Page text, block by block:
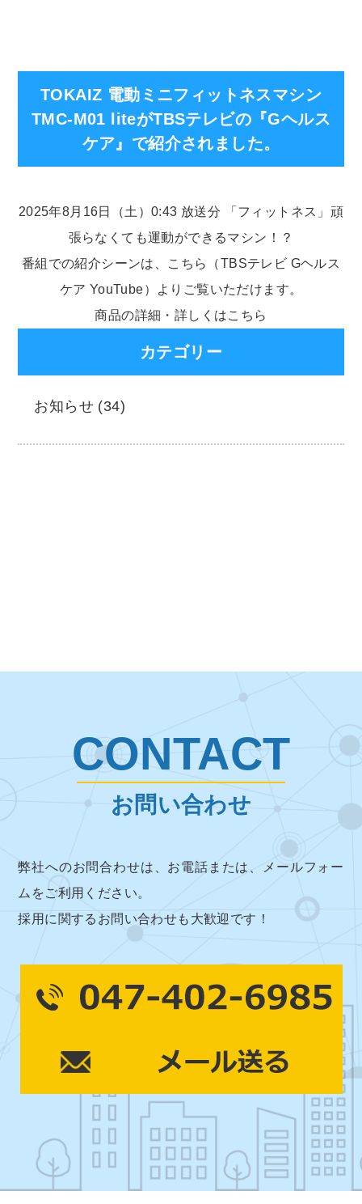
TOKAIZ 電動ミニフィットネスマシン
TMC-M01 liteがTBSテレビの『Gヘルス
ケア』で紹介されました。
2025年8月16日（土）0:43 放送分 「フィットネス」頑
張らなくても運動ができるマシン！？
番組での紹介シーンは、
こちら（TBSテレビ Gヘルス
ケア YouTube）
よりご覧いただけます。
商品の詳細・詳しくはこちら
カテゴリー
お知らせ (34)
CONTACT
お問い合わせ
弊社へのお問合わせは、お電話または、メールフォー
ムをご利用ください。
採用に関するお問い合わせも大歓迎です！